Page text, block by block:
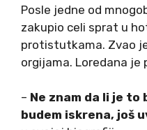
Posle jedne od
zakupio celi sprat u
protistutkama. Zvao
orgijama. Loredana je
– Ne znam da li je to
budem iskrena, još